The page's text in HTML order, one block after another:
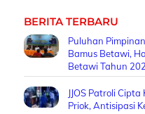
BERITA TERBARU
Puluhan
Bamus Betawi,
Betawi Tahun
JJOS Patroli
Priok, Antisipasi